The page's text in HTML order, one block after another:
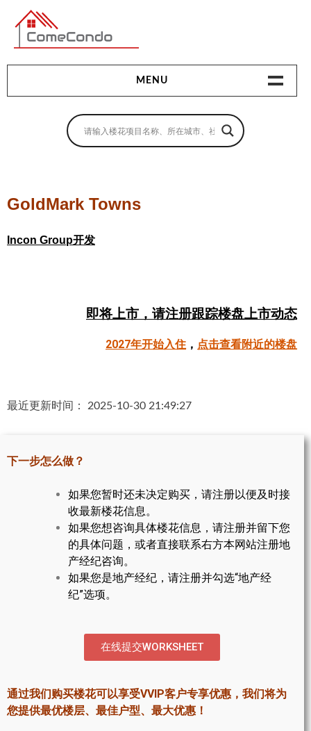
多伦多最新最全的楼花搜索引擎
MENU
地产相关
卖房指南
贷款指南
楼花大全
楼花地图
楼花转让专区
多伦多市中心楼花项目
怡陶碧谷社区介绍
怡陶碧谷楼花项目
北约克楼花项目
世嘉堡楼花项目
密西沙加社区介绍
密西沙加楼花项目
奥克维尔社区介绍
GoldMark Towns
Incon Group开发
即将上市，请注册跟踪楼盘上市动态
2027年开始入住 ， 点击查看附近的楼盘
最近更新时间： 2025-10-30 21:49:27
下一步怎么做？
如果您暂时还未决定购买，请注册以便及时接
收最新楼花信息。
如果您想咨询具体楼花信息，请注册并留下您
的具体问题，或者直接联系右方本网站注册地
产经纪咨询。
如果您是地产经纪，请注册并勾选“地产经
纪”选项。
在线提交WORKSHEET
通过我们购买楼花可以享受VVIP客户专享优惠，我们将为
您提供最优楼层、最佳户型、最大优惠！